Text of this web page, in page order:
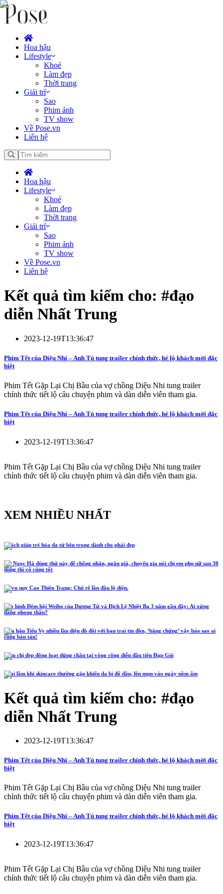
Hoa hậu
Lifestyle
Khoẻ
Làm đẹp
Thời trang
Giải trí
Sao
Phim ảnh
TV show
Về Pose.vn
Liên hệ
Hoa hậu
Lifestyle
Khoẻ
Làm đẹp
Thời trang
Giải trí
Sao
Phim ảnh
TV show
Về Pose.vn
Liên hệ
Kết quả tìm kiếm cho: #đạo
diễn Nhất Trung
2023-12-19T13:36:47
Phim Tết của Diệu Nhi – Anh Tú tung trailer chính thức, hé lộ khách mời đặc
biệt
Phim Tết Gặp Lại Chị Bầu của vợ chồng Diệu Nhi tung trailer
chính thức tiết lộ câu chuyện phim và dàn diễn viên tham gia.
Phim Tết của Diệu Nhi – Anh Tú tung trailer chính thức, hé lộ khách mời đặc
biệt
2023-12-19T13:36:47
Phim Tết Gặp Lại Chị Bầu của vợ chồng Diệu Nhi tung trailer
chính thức tiết lộ câu chuyện phim và dàn diễn viên tham gia.
XEM NHIỀU NHẤT
5 cách giúp trẻ hóa da từ bên trong dành cho phái đẹp
Hồ Ngọc Hà dùng thứ này để chống nhăn, ngăn già, chuyên gia nói chị em phụ nữ sau 30
dùng thì vô cùng tốt
Lễ vu quy Cao Thiên Trang: Chú rể lần đầu lộ diện.
Tạo hình Đêm hội Weibo của Dương Tử và Địch Lệ Nhiệt Ba 3 năm gần đây: Ai xứng
đáng phong thần?
Hoa hậu Tiểu Vy nhiều lần diện đồ đôi với bạn trai tin đồn, ‘bằng chứng’ vậy bảo sao ai
cũng bàn tán!
Năm chị đẹp đồng loạt dừng chân tại vòng công diễn đầu tiên Đạp Gió
4 sai lầm khi skincare thường gặp khiến da bị đổ dầu, lên mụn vào ngày nồm ẩm
Kết quả tìm kiếm cho: #đạo
diễn Nhất Trung
2023-12-19T13:36:47
Phim Tết của Diệu Nhi – Anh Tú tung trailer chính thức, hé lộ khách mời đặc
biệt
Phim Tết Gặp Lại Chị Bầu của vợ chồng Diệu Nhi tung trailer
chính thức tiết lộ câu chuyện phim và dàn diễn viên tham gia.
Phim Tết của Diệu Nhi – Anh Tú tung trailer chính thức, hé lộ khách mời đặc
biệt
2023-12-19T13:36:47
Phim Tết Gặp Lại Chị Bầu của vợ chồng Diệu Nhi tung trailer
chính thức tiết lộ câu chuyện phim và dàn diễn viên tham gia.